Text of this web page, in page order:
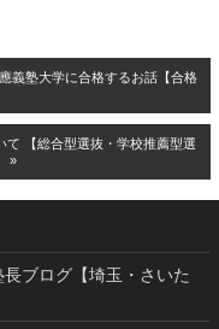
義塾大学に合格するお話【合格
て 【総合型選抜・学校推薦型選
»
ブログ【埼玉・さいた